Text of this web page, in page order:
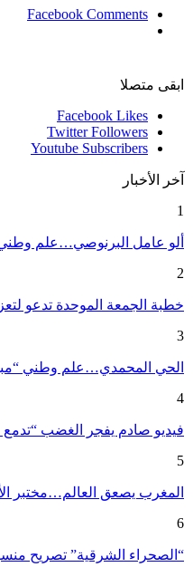
Facebook Comments
ابقى متصلا
Facebook Likes
Twitter Followers
Youtube Subscribers
آخر الأخبار
1
ألو عامل البرنوصي…علم
2
خطبة الجمعة الموحدة تدعو
3
الحي المحمدي…علم وطني
4
فيديو صادم يفجر الغضب
5
المغرب يصعق العالم…مختبر
6
“الصحراء الشرقية” تصريح